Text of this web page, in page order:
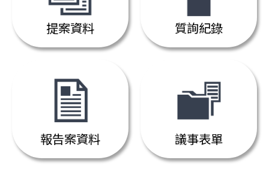
提案資料 質詢紀錄
報告案資料 議事表單